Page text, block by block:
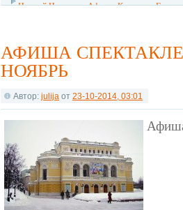
Нижний Новгород,Афиша,Концерты,
АФИША
НОЯБРЬ
Автор: julija от 23-10-2014, 03:01